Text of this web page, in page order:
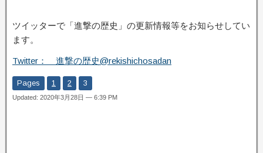
ツイッターで「進撃の歴史」の更新情報等をお知らせしてい
ます。
Twitter： 進撃の歴史@rekishichosadan
Pages 1 2 3
Updated: 2020年3月28日 — 6:39 PM